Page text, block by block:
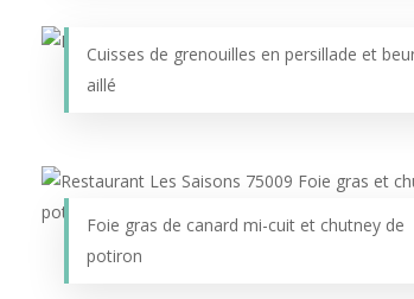
Cuisses de grenouilles en persillade et
aillé
Foie gras de canard mi-cuit et chutney de
potiron